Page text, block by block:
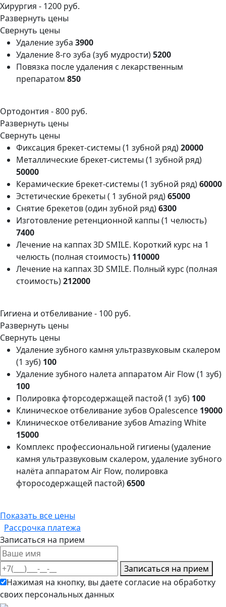
Хирургия - 1200 руб.
Развернуть цены
Свернуть цены
Удаление зуба 3900
Удаление 8-го зуба (зуб мудрости)5200
Повязка после удаления с лекарственным
препаратом 850
Ортодонтия -800 руб.
Развернуть цены
Свернуть цены
Фиксация брекет-системы (1 зубной ряд)20000
Металлические брекет-системы (1 зубной ряд)
50000
Керамические брекет-системы (1 зубной ряд)60000
Эстетические брекеты ( 1 зубной ряд)65000
Снятие брекетов (один зубной ряд)6300
Изготовление ретенционной каппы (1 челюсть)
7400
Лечение на каппах 3D SMILE. Короткий курс на 1
челюсть (полная стоимость) 110000
Лечение на каппах 3D SMILE. Полный курс (полная
стоимость)212000
Гигиена и отбеливание - 100 руб.
Развернуть цены
Свернуть цены
Удаление зубного камня ультразвуковым скалером
(1 зуб) 100
Удаление зубного налета аппаратом Air Flow (1 зуб)
100
Полировка фторсодержащей пастой (1 зуб) 100
Клиническое отбеливание зубов Opalescence 19000
Клиническое отбеливание зубов Amazing White
15000
Комплекс профессиональной гигиены (удаление
камня ультразвуковым скалером, удаление зубного
налёта аппаратом Air Flow, полировка
фторосодержащей пастой)6500
Показать все цены
Рассрочка платежа
Записаться на прием
Записаться на прием
Нажимая на кнопку, вы даете согласие на обработку
своих персональных данных